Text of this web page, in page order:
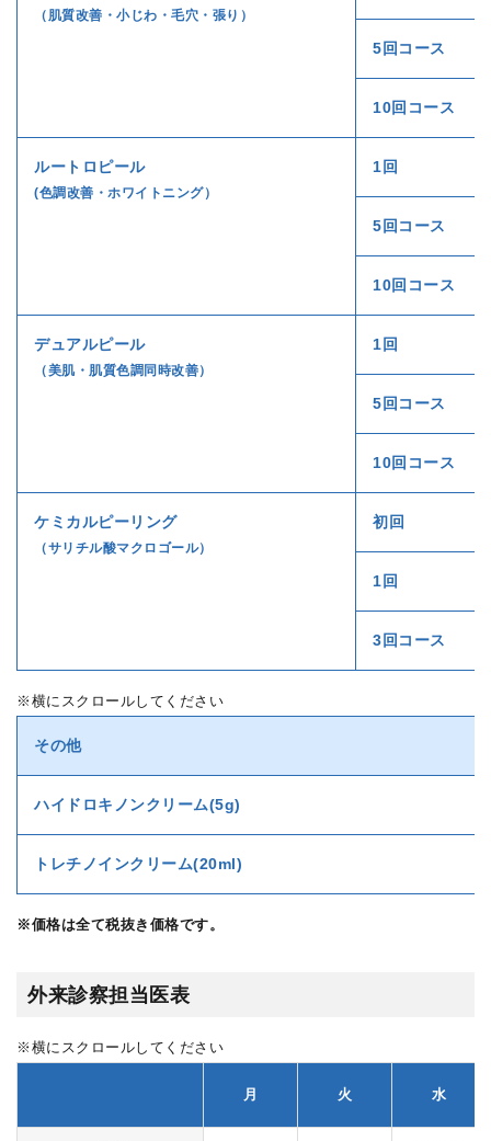
（肌質改善・小じわ・毛穴・張り）
5回コース
10回コース
ルートロピール
(色調改善・ホワイトニング）
1回
5回コース
10回コース
デュアルピール
（美肌・肌質色調同時改善）
1回
5回コース
10回コース
ケミカルピーリング
（サリチル酸マクロゴール）
初回
1回
3回コース
※横にスクロールしてください
その他
ハイドロキノンクリーム(5g)
トレチノインクリーム(20ml)
※価格は全て税抜き価格です。
外来診察担当医表
※横にスクロールしてください
月 火 水